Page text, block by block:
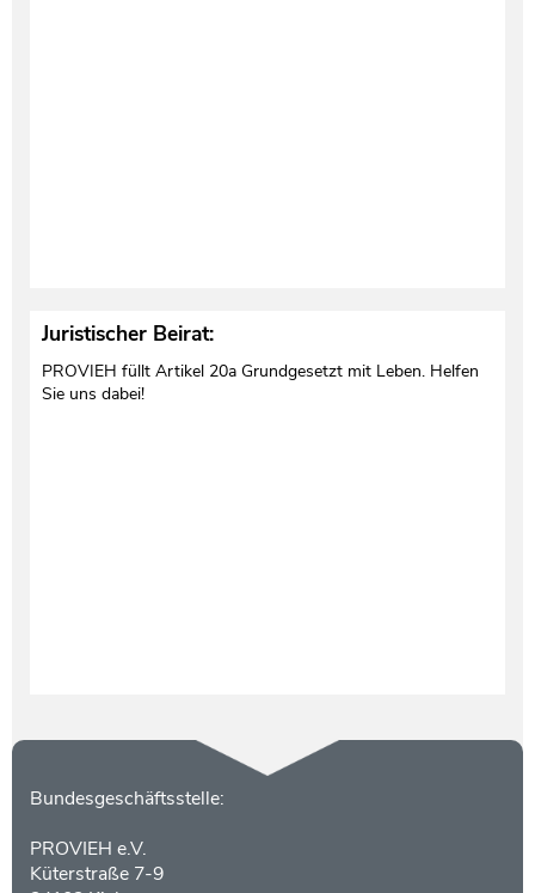
Juristischer Beirat:
PROVIEH füllt Artikel 20a Grundgesetzt mit Leben. Helfen
Sie uns dabei!
Kontakt
Bundesgeschäftsstelle:
PROVIEH e.V.
Küterstraße 7-9